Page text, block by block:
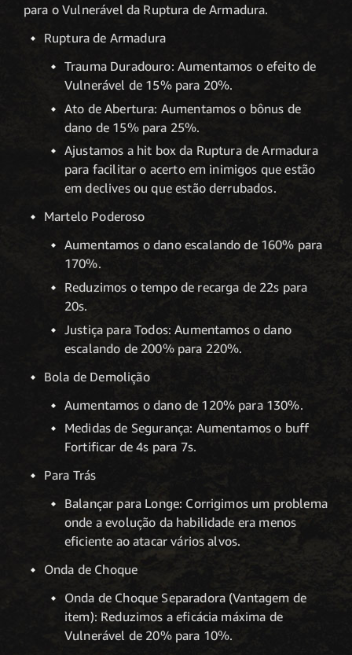
para o Vulnerável da Ruptura de Armadura.
Ruptura de Armadura
Trauma Duradouro: Aumentamos o efeito de
Vulnerável de 15% para 20%.
Ato de Abertura: Aumentamos o bônus de
dano de 15% para 25%.
Ajustamos a hit box da Ruptura de Armadura
para facilitar o acerto em inimigos que estão
em declives ou que estão derrubados.
Martelo Poderoso
Aumentamos o dano escalando de 160% para
170%.
Reduzimos o tempo de recarga de 22s para
20s.
Justiça para Todos: Aumentamos o dano
escalando de 200% para 220%.
Bola de Demolição
Aumentamos o dano de 120% para 130%.
Medidas de Segurança: Aumentamos o buff
Fortificar de 4s para 7s.
Para Trás
Balançar para Longe: Corrigimos um problema
onde a evolução da habilidade era menos
eficiente ao atacar vários alvos.
Onda de Choque
Onda de Choque Separadora (Vantagem de
item): Reduzimos a eficácia máxima de
Vulnerável de 20% para 10%.